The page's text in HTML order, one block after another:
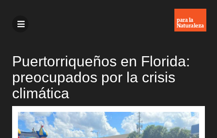
Puertorriqueños en Florida:
preocupados por la crisis
climática